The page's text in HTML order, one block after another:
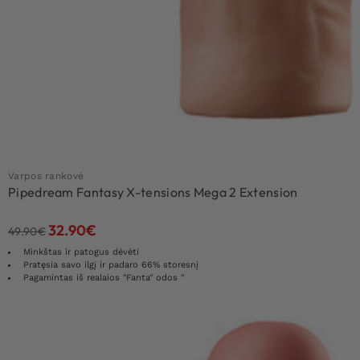
Varpos rankovė
Pipedream Fantasy X-tensions Mega 2 Extension
49.90€32.90€
Minkštas ir patogus dėvėti
Pratęsia savo ilgį ir padaro 66% storesnį
Pagamintas iš realaios "Fanta" odos "